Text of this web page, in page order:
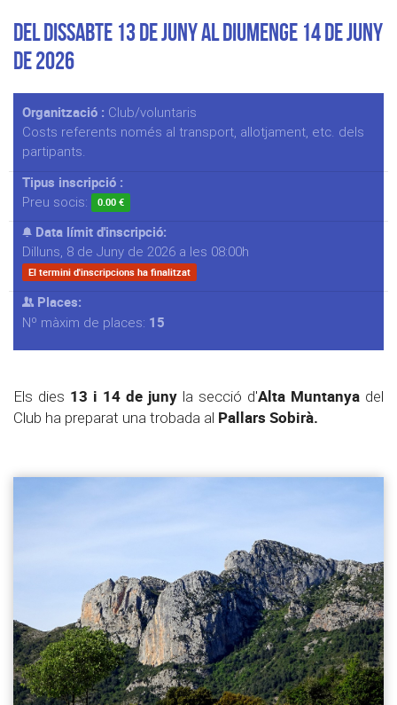
Del Dissabte 13 de Juny al Diumenge 14 de Juny
de 2026
Organització : Club/voluntaris
Costs referents només al transport, allotjament, etc. dels
partipants.
Tipus inscripció :
Preu socis: 0.00 €
Data límit d'inscripció:
Dilluns, 8 de Juny de 2026 a les 08:00h
El termini d'inscripcions ha finalitzat
Places:
Nº màxim de places: 15
Els dies 13 i 14 de juny la secció d'Alta Muntanya del
Club ha preparat una trobada al Pallars Sobirà.